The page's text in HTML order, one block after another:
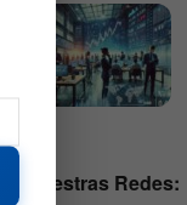
Nuestras Redes: